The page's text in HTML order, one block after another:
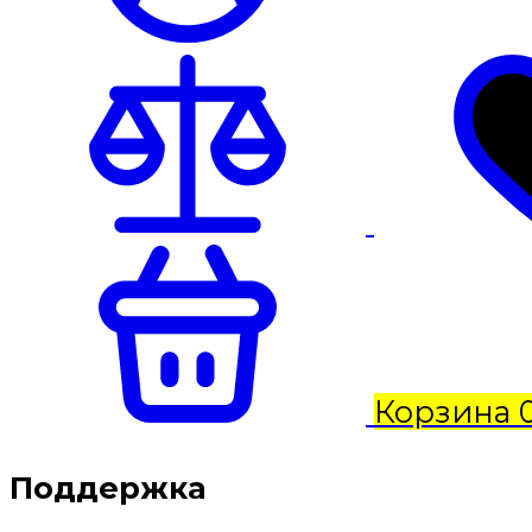
Корзина
Поддержка